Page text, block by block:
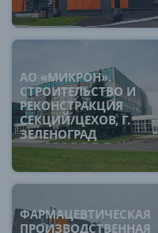
АО «МИКРОН».
СТРОИТЕЛЬСТВО И
РЕКОНСТРАКЦИЯ
СЕКЦИЙ/ЦЕХОВ, Г.
ЗЕЛЕНОГРАД
ФАРМАЦЕВТИЧЕСКАЯ
ПРОИЗВОДСТВЕННАЯ